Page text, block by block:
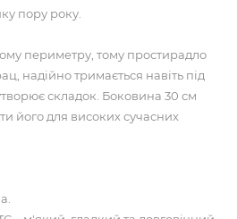
пору року.
периметру, тому простирадло
надійно тримається навіть під
складок. Боковина 30 см
його для високих сучасних